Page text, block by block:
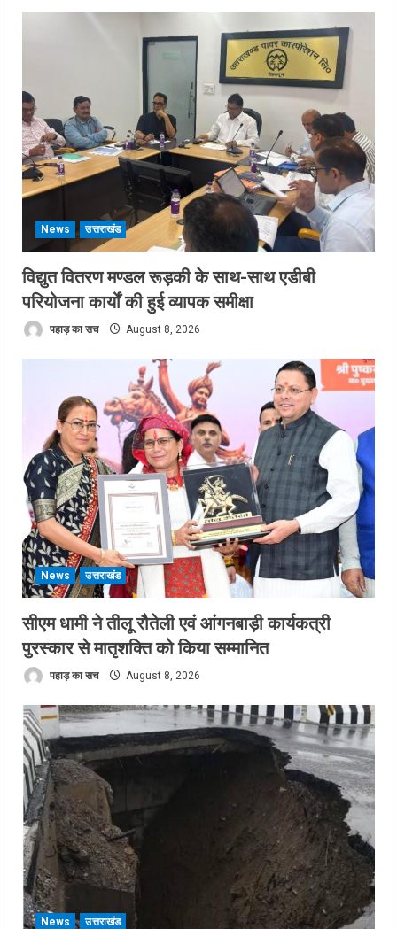
News उत्तराखंड
विद्युत वितरण मण्डल रूड़की के साथ-साथ एडीबी
परियोजना कार्यों की हुई व्यापक समीक्षा
पहाड़ का सच August 8, 2026
News उत्तराखंड
सीएम धामी ने तीलू रौतेली एवं आंगनबाड़ी कार्यकत्री
पुरस्कार से मातृशक्ति को किया सम्मानित
पहाड़ का सच August 8, 2026
News उत्तराखंड